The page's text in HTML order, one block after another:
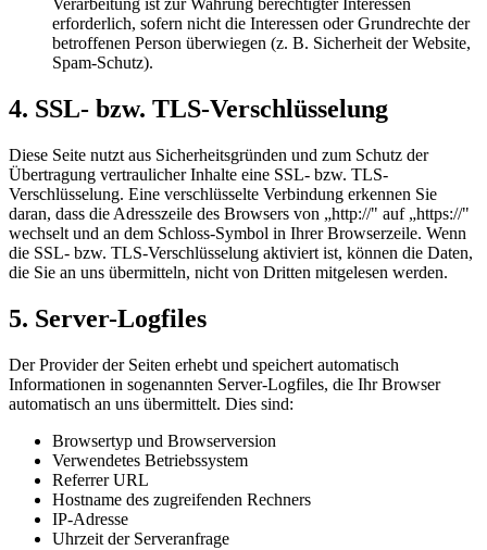
Verarbeitung ist zur Wahrung berechtigter Interessen
erforderlich, sofern nicht die Interessen oder Grundrechte der
betroffenen Person überwiegen (z. B. Sicherheit der Website,
Spam-Schutz).
4. SSL- bzw. TLS-Verschlüsselung
Diese Seite nutzt aus Sicherheitsgründen und zum Schutz der
Übertragung vertraulicher Inhalte eine SSL- bzw. TLS-
Verschlüsselung. Eine verschlüsselte Verbindung erkennen Sie
daran, dass die Adresszeile des Browsers von „http://" auf „https://"
wechselt und an dem Schloss-Symbol in Ihrer Browserzeile. Wenn
die SSL- bzw. TLS-Verschlüsselung aktiviert ist, können die Daten,
die Sie an uns übermitteln, nicht von Dritten mitgelesen werden.
5. Server-Logfiles
Der Provider der Seiten erhebt und speichert automatisch
Informationen in sogenannten Server-Logfiles, die Ihr Browser
automatisch an uns übermittelt. Dies sind:
Browsertyp und Browserversion
Verwendetes Betriebssystem
Referrer URL
Hostname des zugreifenden Rechners
IP-Adresse
Uhrzeit der Serveranfrage